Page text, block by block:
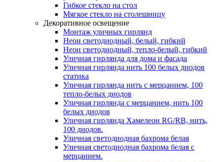
Гибкое стекло на стол
Мягкое стекло на столешницу
Декоративное освещение
Монтаж уличных гирлянд
Неон светодиодный, белый, гибкий
Неон светодиодный, тепло-белый, гибкий
Уличная гирлянда для дома и фасада
Уличная гирлянда нить 100 белых диодов
статика
Уличная гирлянда нить с мерцанием, 100
тепло-белых диодов
Уличная гирлянда с мерцанием, нить 100
белых диодов
Уличная гирлянда Хамелеон RG/RB, нить,
100 диодов.
Уличная светодиодная бахрома белая
Уличная светодиодная бахрома белая с
мерцанием.